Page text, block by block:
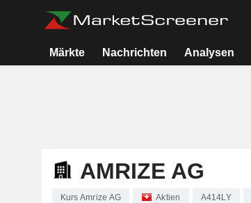
Märkte Nachrichten Analysen
AMRIZE AG
Kurs Amrize AG Aktien A414LY